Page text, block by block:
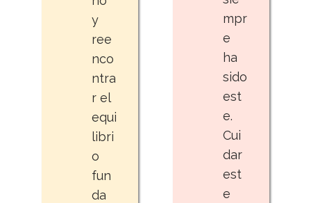
y
ree
nco
ntra
r el
equi
libri
o
fun
da
mpr
e
ha
sido
est
e.
Cui
dar
est
e